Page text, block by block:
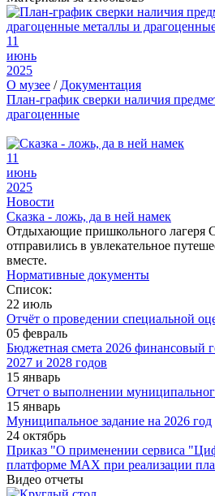
11
июнь
2025
О музее / Документация
План-график сверки наличия
драгоценные
11
июнь
2025
Новости
Сказка - ложь, да в ней намек
Отдыхающие пришкольного лагеря
отправились в увлекательное
вместе.
Нормативные документы
Список:
22 июль
Отчёт о проведении специальной
05 февраль
Бюджетная смета 2026 финансовый
2027 и 2028 годов
15 январь
Отчет о выполнении
15 январь
Муниципальное задание на 2026 год
24 октябрь
Приказ "О применении сервиса
платформе МАХ при реализации
Видео отчеты